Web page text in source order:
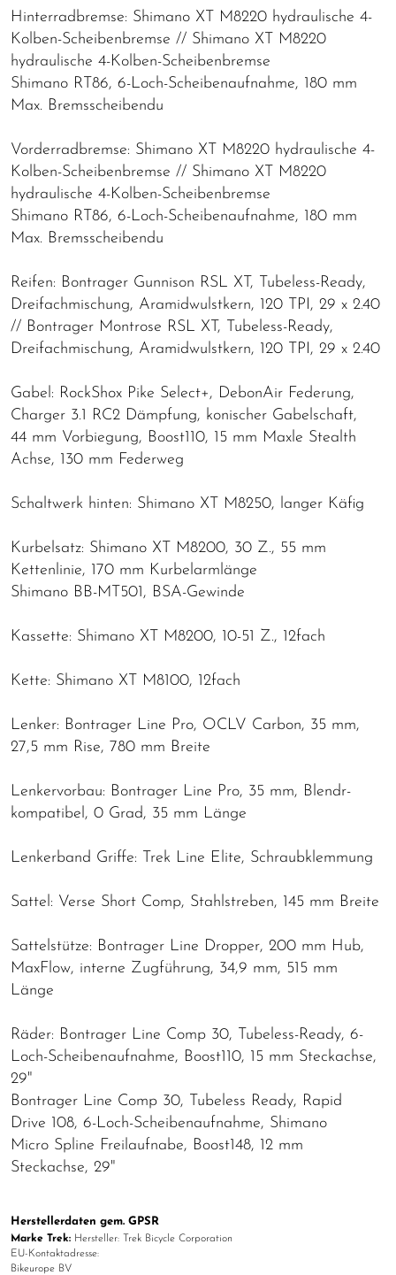
Hinterradbremse: Shimano XT M8220 hydraulische 4-
Kolben-Scheibenbremse // Shimano XT M8220
hydraulische 4-Kolben-Scheibenbremse
Shimano RT86, 6-Loch-Scheibenaufnahme, 180 mm
Max. Bremsscheibendu
Vorderradbremse: Shimano XT M8220 hydraulische 4-
Kolben-Scheibenbremse // Shimano XT M8220
hydraulische 4-Kolben-Scheibenbremse
Shimano RT86, 6-Loch-Scheibenaufnahme, 180 mm
Max. Bremsscheibendu
Reifen: Bontrager Gunnison RSL XT, Tubeless-Ready,
Dreifachmischung, Aramidwulstkern, 120 TPI, 29 x 2.40
// Bontrager Montrose RSL XT, Tubeless-Ready,
Dreifachmischung, Aramidwulstkern, 120 TPI, 29 x 2.40
Gabel: RockShox Pike Select+, DebonAir Federung,
Charger 3.1 RC2 Dämpfung, konischer Gabelschaft,
44 mm Vorbiegung, Boost110, 15 mm Maxle Stealth
Achse, 130 mm Federweg
Schaltwerk hinten: Shimano XT M8250, langer Käfig
Kurbelsatz: Shimano XT M8200, 30 Z., 55 mm
Kettenlinie, 170 mm Kurbelarmlänge
Shimano BB-MT501, BSA-Gewinde
Kassette: Shimano XT M8200, 10-51 Z., 12fach
Kette: Shimano XT M8100, 12fach
Lenker: Bontrager Line Pro, OCLV Carbon, 35 mm,
27,5 mm Rise, 780 mm Breite
Lenkervorbau: Bontrager Line Pro, 35 mm, Blendr-
kompatibel, 0 Grad, 35 mm Länge
Lenkerband Griffe: Trek Line Elite, Schraubklemmung
Sattel: Verse Short Comp, Stahlstreben, 145 mm Breite
Sattelstütze: Bontrager Line Dropper, 200 mm Hub,
MaxFlow, interne Zugführung, 34,9 mm, 515 mm
Länge
Räder: Bontrager Line Comp 30, Tubeless-Ready, 6-
Loch-Scheibenaufnahme, Boost110, 15 mm Steckachse,
29"
Bontrager Line Comp 30, Tubeless Ready, Rapid
Drive 108, 6-Loch-Scheibenaufnahme, Shimano
Micro Spline Freilaufnabe, Boost148, 12 mm
Steckachse, 29"
Herstellerdaten gem. GPSR
Marke Trek: Hersteller: Trek Bicycle Corporation
EU-Kontaktadresse:
Bikeurope BV